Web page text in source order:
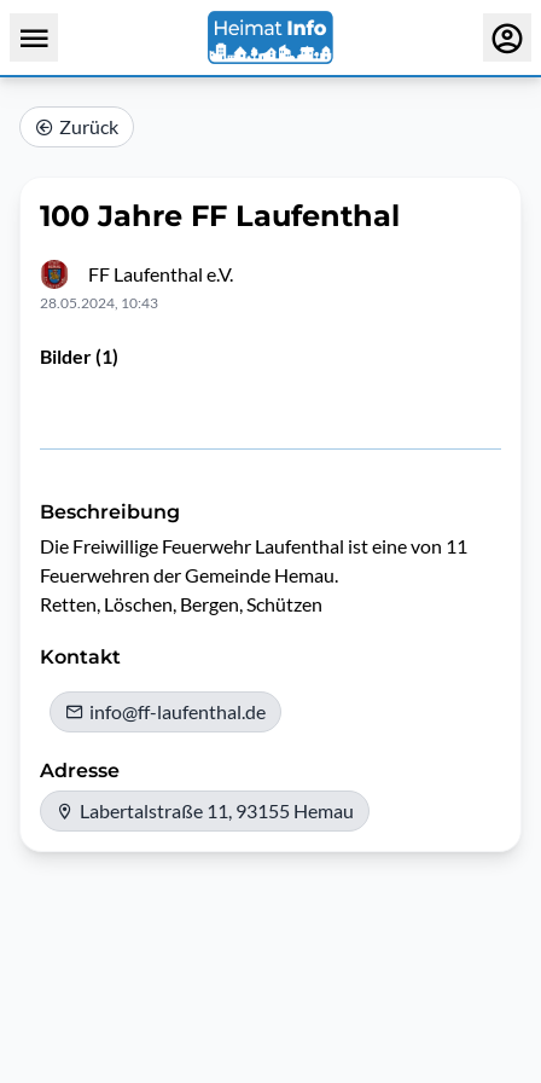
Zurück
100 Jahre FF Laufenthal
FF Laufenthal e.V.
28.05.2024, 10:43
Bilder (1)
Beschreibung
Die Freiwillige Feuerwehr Laufenthal ist eine von 11
Feuerwehren der Gemeinde Hemau.
Retten, Löschen, Bergen, Schützen
Kontakt
info@ff-laufenthal.de
Adresse
Labertalstraße 11, 93155 Hemau